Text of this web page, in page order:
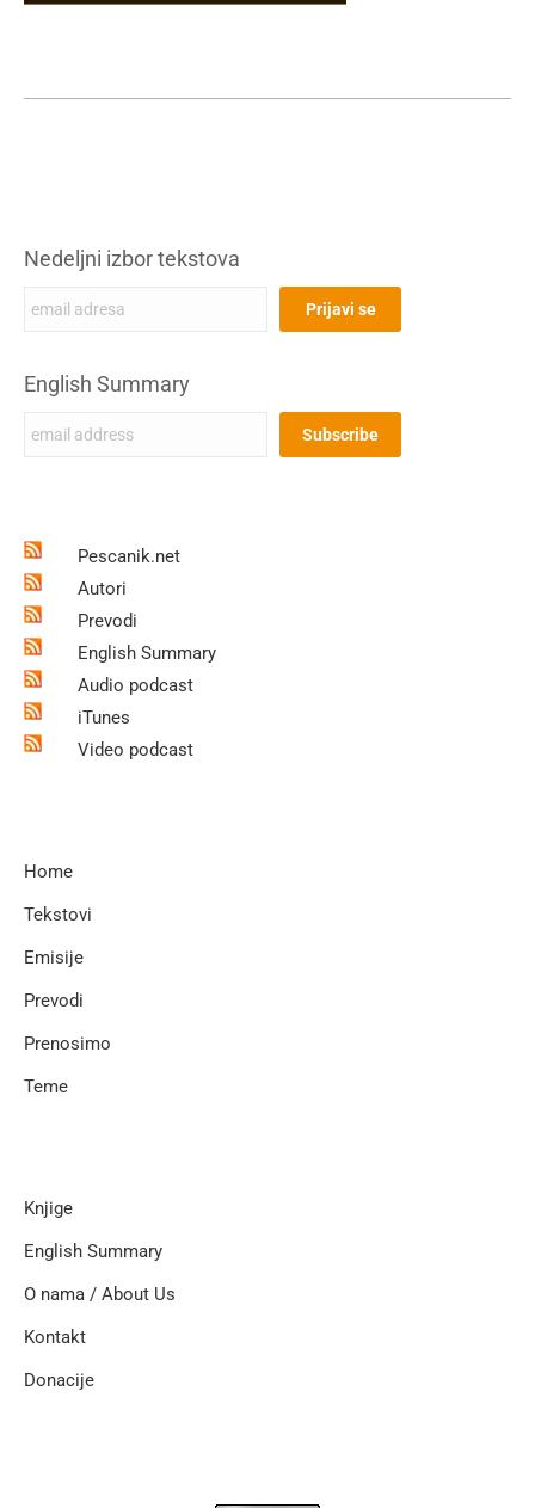
Nedeljni izbor tekstova
English Summary
Pescanik.net
Autori
Prevodi
English Summary
Audio podcast
iTunes
Video podcast
Home
Tekstovi
Emisije
Prevodi
Prenosimo
Teme
Knjige
English Summary
O nama / About Us
Kontakt
Donacije